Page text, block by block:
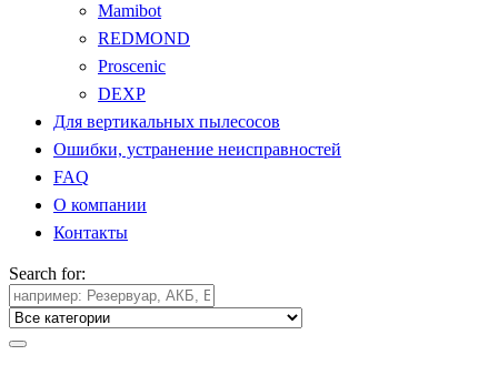
Mamibot
REDMOND
Proscenic
DEXP
Для вертикальных пылесосов
Ошибки, устранение неисправностей
FAQ
О компании
Контакты
Search for: